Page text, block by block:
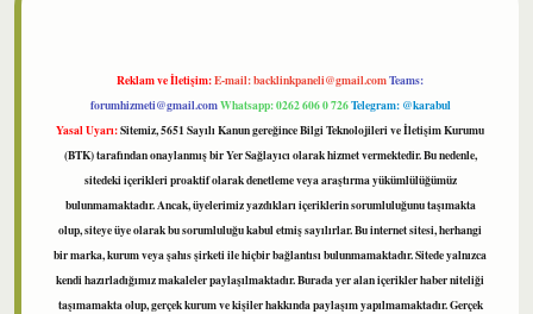
Reklam ve İletişim:E-mail:backlinkpaneli@gmail.comTeams:
forumhizmeti@gmail.comWhatsapp: 0262 606 0 726Telegram: @karabul
Yasal Uyarı:Sitemiz, 5651 Sayılı Kanun gereğince Bilgi Teknolojileri ve İletişim Kurumu
(BTK) tarafından onaylanmış bir Yer Sağlayıcı olarak hizmet vermektedir. Bu nedenle,
sitedeki içerikleri proaktif olarak denetleme veya araştırma yükümlülüğümüz
bulunmamaktadır. Ancak, üyelerimiz yazdıkları içeriklerin sorumluluğunu taşımakta
olup, siteye üye olarak bu sorumluluğu kabul etmiş sayılırlar. Bu internet sitesi, herhangi
bir marka, kurum veya şahıs şirketi ile hiçbir bağlantısı bulunmamaktadır. Sitede yalnızca
kendi hazırladığımız makaleler paylaşılmaktadır. Burada yer alan içerikler haber niteliği
taşımamakta olup, gerçek kurum ve kişiler hakkında paylaşım yapılmamaktadır. Gerçek